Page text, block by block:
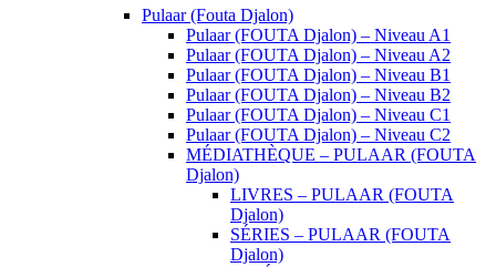
Pulaar (Fouta Djalon)
Pulaar (FOUTA Djalon) – Niveau A1
Pulaar (FOUTA Djalon) – Niveau A2
Pulaar (FOUTA Djalon) – Niveau B1
Pulaar (FOUTA Djalon) – Niveau B2
Pulaar (FOUTA Djalon) – Niveau C1
Pulaar (FOUTA Djalon) – Niveau C2
MÉDIATHÈQUE – PULAAR (FOUTA
Djalon)
LIVRES – PULAAR (FOUTA
Djalon)
SÉRIES – PULAAR (FOUTA
Djalon)